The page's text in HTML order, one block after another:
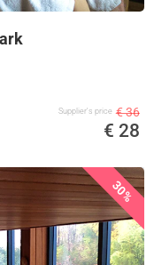
Supplier's price € 36
€ 28
30%